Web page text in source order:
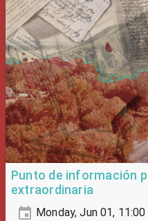
Punto de información
extraordinaria
Monday, Jun 01,